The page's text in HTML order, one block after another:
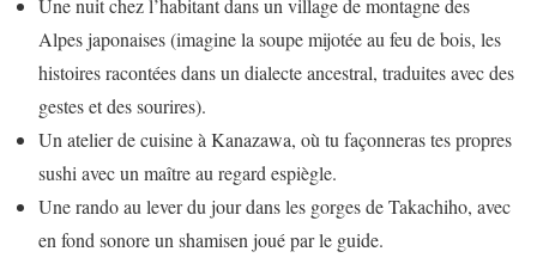
Une nuit chez l’habitant dans un village de montagne des
Alpes japonaises (imagine la soupe mijotée au feu de bois, les
histoires racontées dans un dialecte ancestral, traduites avec des
gestes et des sourires).
Un atelier de cuisine à Kanazawa, où tu façonneras tes propres
sushi avec un maître au regard espiègle.
Une rando au lever du jour dans les gorges de Takachiho, avec
en fond sonore un shamisen joué par le guide.